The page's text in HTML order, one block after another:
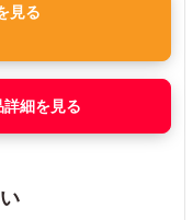
見る
細を見る